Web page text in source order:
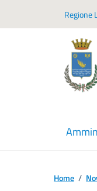
Regione
Home /